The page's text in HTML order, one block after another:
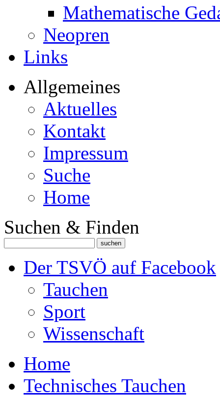
Mathematische
Neopren
Links
Allgemeines
Aktuelles
Kontakt
Impressum
Suche
Home
Suchen & Finden
Der TSVÖ auf Facebook
Tauchen
Sport
Wissenschaft
Home
Technisches Tauchen